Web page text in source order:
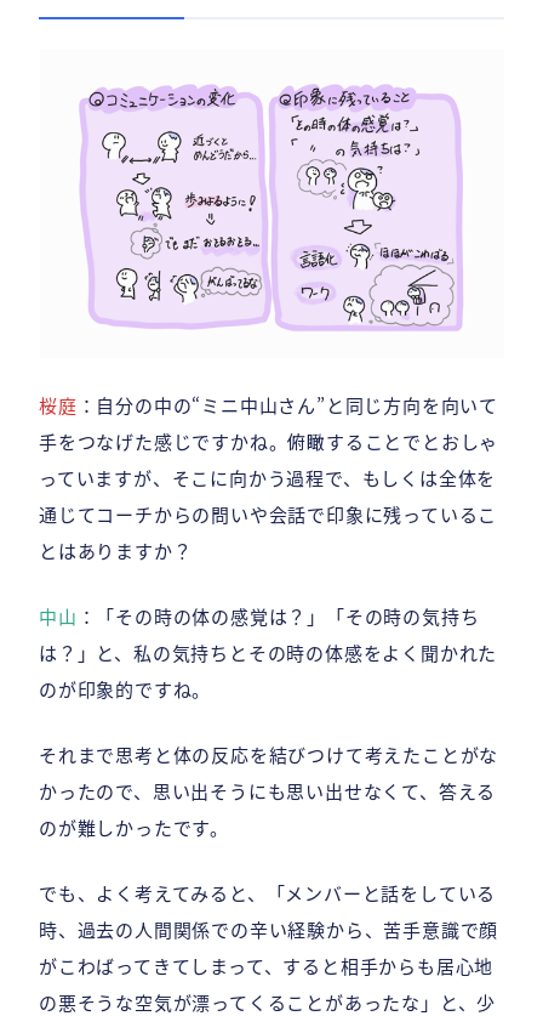
桜庭 ：自分の中の“ミニ中山さん”と同じ方向を向いて
手をつなげた感じですかね。俯瞰することでとおしゃ
っていますが、そこに向かう過程で、もしくは全体を
通じてコーチからの問いや会話で印象に残っているこ
とはありますか？
中山 ：「その時の体の感覚は？」「その時の気持ち
は？」と、私の気持ちとその時の体感をよく聞かれた
のが印象的ですね。
それまで思考と体の反応を結びつけて考えたことがな
かったので、思い出そうにも思い出せなくて、答える
のが難しかったです。
でも、よく考えてみると、「メンバーと話をしている
時、過去の人間関係での辛い経験から、苦手意識で顔
がこわばってきてしまって、すると相手からも居心地
の悪そうな空気が漂ってくることがあったな」と、少